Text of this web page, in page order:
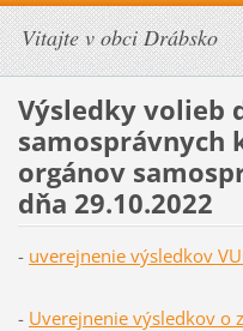
Vitajte v obci Drábsko
Výsledky volieb
samosprávnych
orgánov
dňa 29.10.2022
- uverejnenie výsledkov
- Uverejnenie výsledkov o